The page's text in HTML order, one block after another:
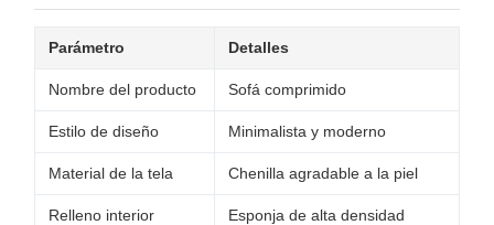
Parámetro Detalles
Nombre del producto Sofá comprimido
Estilo de diseño Minimalista y moderno
Material de la tela Chenilla agradable a la piel
Relleno interior Esponja de alta densidad